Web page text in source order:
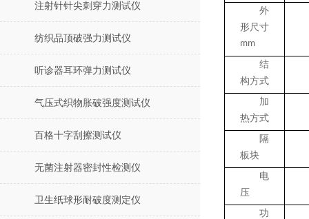
注射针针尖刺穿力测试仪
纺织品顶破强力测试仪
听诊器耳环弹力测试仪
气压式织物胀破强度测试仪
百格十字刮擦测试仪
无菌注射器密封性检测仪
卫生纸球形耐破度测定仪
外
形尺寸
mm
结
构方式
加
热方式
隔
板块
电
压
功